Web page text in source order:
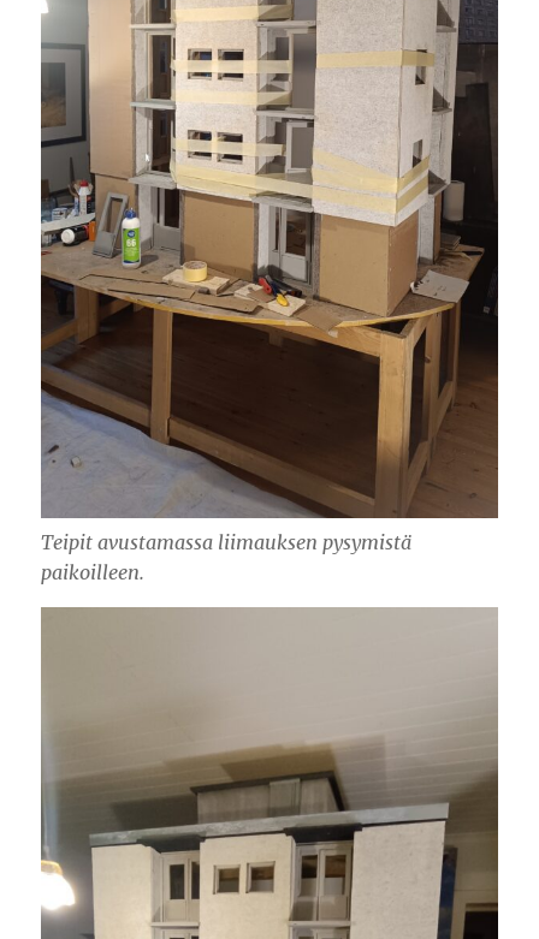
Teipit avustamassa liimauksen pysymistä
paikoilleen.